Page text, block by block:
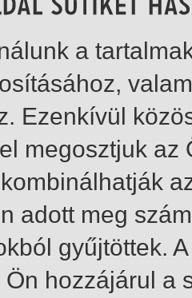
a
Ezenkívül
megosztjuk
adott meg
gyűjtöttek.
hozzájárul a